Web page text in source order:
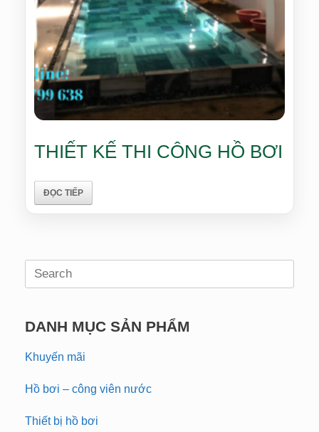
THIẾT KẾ THI CÔNG HỒ BƠI
ĐỌC TIẾP
Search
DANH MỤC SẢN PHẨM
Khuyến mãi
Hồ bơi – công viên nước
Thiết bị hồ bơi